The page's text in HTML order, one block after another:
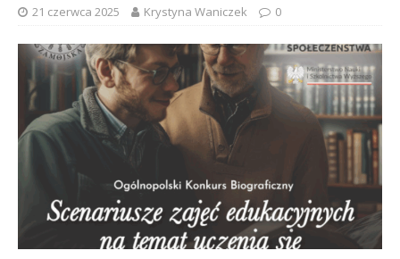
21 czerwca 2025 Krystyna Waniczek 0